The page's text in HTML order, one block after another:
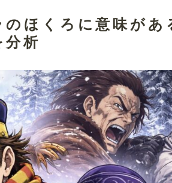
ほくろに意味があ
析